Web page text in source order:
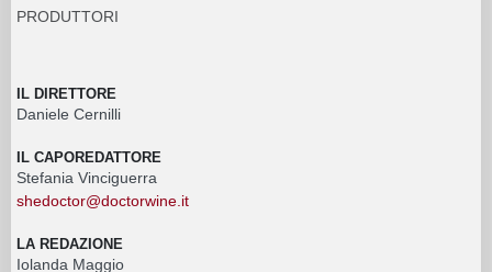
PRODUTTORI
IL DIRETTORE
Daniele Cernilli
IL CAPOREDATTORE
Stefania Vinciguerra
shedoctor@doctorwine.it
LA REDAZIONE
Iolanda Maggio